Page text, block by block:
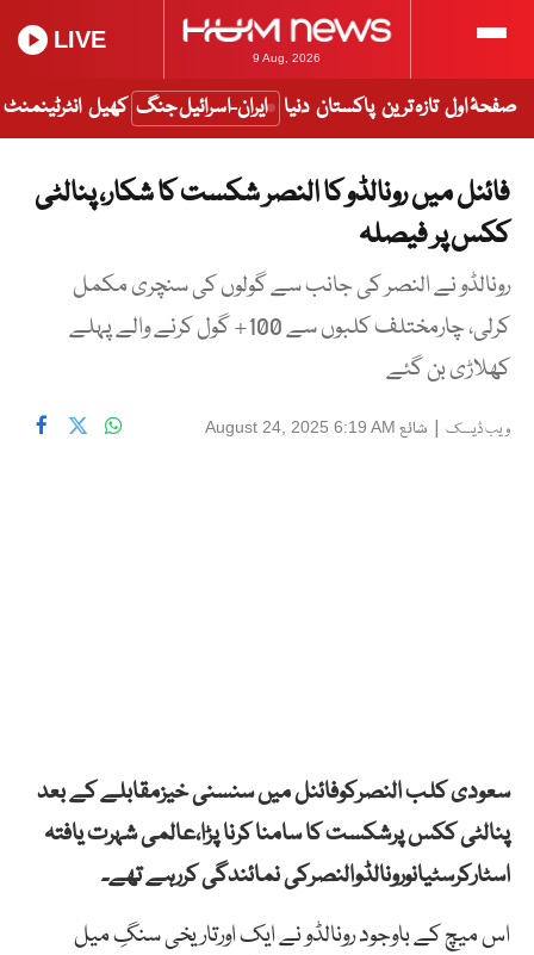
9 Aug, 2026
LIVE
صفحۂ اول تازہ ترین پاکستان دنیا ایران-اسرائیل جنگ کھیل انٹرٹینمنٹ
فائنل میں رونالڈو کا النصر شکست کا شکار، پنالٹی
ککس پر فیصلہ
رونالڈو نے النصر کی جانب سے گولوں کی سنچری مکمل
کرلی، چارمختلف کلبوں سے 100+ گول کرنے والے پہلے
کھلاڑی بن گئے
ویب ڈیسک | شائع August 24, 2025 6:19 AM
سعودی کلب النصرکوفائنل میں سنسنی خیزمقابلے کے بعد
پنالٹی ککس پرشکست کا سامنا کرنا پڑا،عالمی شہرت یافتہ
اسٹارکرسٹیانورونالڈوالنصرکی نمائندگی کررہے تھے۔
اس میچ کے باوجود رونالڈو نے ایک اورتاریخی سنگِ میل